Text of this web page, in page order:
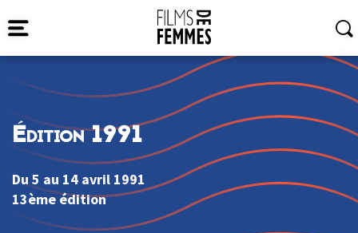
Édition 1991
Du 5 au 14 avril 1991
13ème édition